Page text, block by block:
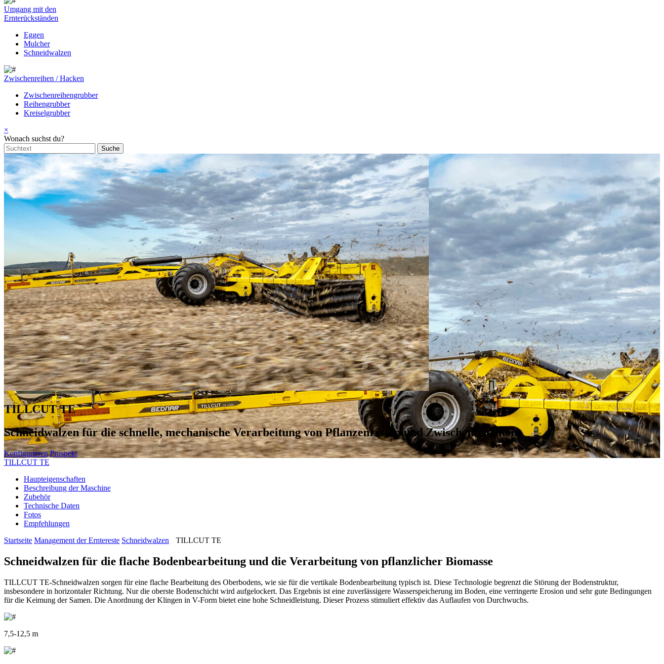
Umgang mit den
Ernterückständen
Eggen
Mulcher
Schneidwalzen
Zwischenreihen / Hacken
Zwischenreihengrubber
Reihengrubber
Kreiselgrubber
×
Wonach suchst du?
TILLCUT TE
Schneidwalzen für die schnelle, mechanische Verarbeitung von Pflanzenresten und Zwischenfrüchten.
Konfigurieren Prospekt
TILLCUT TE
Haupteigenschaften
Beschreibung der Maschine
Zubehör
Technische Daten
Fotos
Empfehlungen
Startseite Management der Erntereste Schneidwalzen TILLCUT TE
Schneidwalzen für die flache Bodenbearbeitung und die Verarbeitung von pflanzlicher Biomasse
TILLCUT TE-Schneidwalzen sorgen für eine flache Bearbeitung des Oberbodens, wie sie für die vertikale Bodenbearbeitung typisch ist. Diese Technologie begrenzt die Störung der Bodenstruktur,
insbesondere in horizontaler Richtung. Nur die oberste Bodenschicht wird aufgelockert. Das Ergebnis ist eine zuverlässigere Wasserspeicherung im Boden, eine verringerte Erosion und sehr gute Bedingungen
für die Keimung der Samen. Die Anordnung der Klingen in V-Form bietet eine hohe Schneidleistung. Dieser Prozess stimuliert effektiv das Auflaufen von Durchwuchs.
7,5-12,5 m